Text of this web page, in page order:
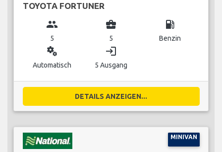
TOYOTA FORTUNER
group
5
business_center
5
local_gas_station
Benzin
miscellaneous_services
Automatisch
login
5 Ausgang
DETAILS ANZEIGEN...
MINIVAN